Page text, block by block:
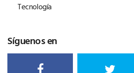
Tecnología
Síguenos en